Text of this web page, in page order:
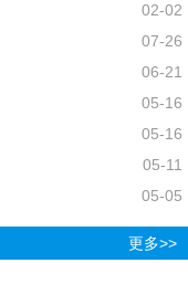
02-02
07-26
06-21
05-16
05-16
05-11
05-05
更多>>